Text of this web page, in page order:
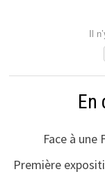
Il
En
Face à une
Première